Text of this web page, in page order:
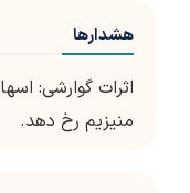
هشدارها
اثرات گوارشی:
منیزیم رخ دهد.